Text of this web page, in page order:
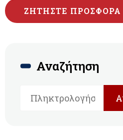
ΖΗΤΉΣΤΕ ΠΡΟΣΦΟΡΆ
Αναζήτηση